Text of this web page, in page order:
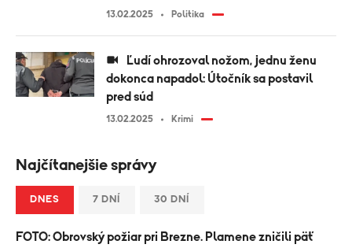
13.02.2025 Politika
dokonca napadol: Útočník sa postavil
pred súd
13.02.2025 Krimi
Najčítanejšie správy
DNES 7 DNÍ 30 DNÍ
FOTO: Obrovský požiar pri Brezne. Plamene zničili päť